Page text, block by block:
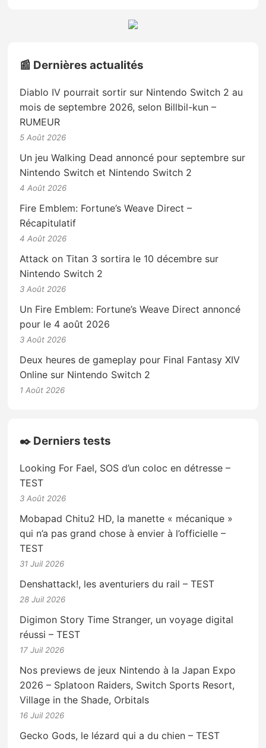
📰 Dernières actualités
Diablo IV pourrait sortir sur Nintendo Switch 2 au
mois de septembre 2026, selon Billbil-kun –
RUMEUR
5 Août 2026
Un jeu Walking Dead annoncé pour septembre sur
Nintendo Switch et Nintendo Switch 2
4 Août 2026
Fire Emblem: Fortune’s Weave Direct –
Récapitulatif
4 Août 2026
Attack on Titan 3 sortira le 10 décembre sur
Nintendo Switch 2
3 Août 2026
Un Fire Emblem: Fortune’s Weave Direct annoncé
pour le 4 août 2026
3 Août 2026
Deux heures de gameplay pour Final Fantasy XIV
Online sur Nintendo Switch 2
1 Août 2026
✒️ Derniers tests
Looking For Fael, SOS d’un coloc en détresse –
TEST
3 Août 2026
Mobapad Chitu2 HD, la manette « mécanique »
qui n’a pas grand chose à envier à l’officielle –
TEST
31 Juil 2026
Denshattack!, les aventuriers du rail – TEST
28 Juil 2026
Digimon Story Time Stranger, un voyage digital
réussi – TEST
17 Juil 2026
Nos previews de jeux Nintendo à la Japan Expo
2026 – Splatoon Raiders, Switch Sports Resort,
Village in the Shade, Orbitals
16 Juil 2026
Gecko Gods, le lézard qui a du chien – TEST